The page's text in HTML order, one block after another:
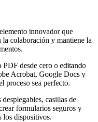
innovador que
colaboración y mantiene la
PDF desde cero o editando
Acrobat, Google Docs y
proceso sea perfecto.
casillas de
formularios seguros y
los dispositivos.